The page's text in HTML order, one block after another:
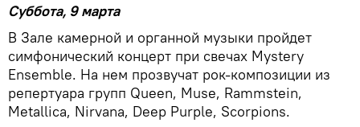
Суббота, 9 марта
В Зале камерной и органной музыки пройдет
симфонический концерт при свечах Mystery
Ensemble. На нем прозвучат рок-композиции из
репертуара групп Queen, Muse, Rammstein,
Metallica, Nirvana, Deep Purple, Scorpions.